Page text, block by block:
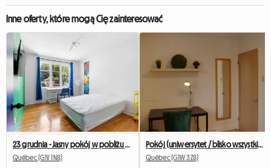
Inne oferty, które mogą Cię zainteresować
Québec (G1V 1N8)
Pokój (uniwersytet / blisko wszystkiego / transport)
Québec (G1W 3Z8)